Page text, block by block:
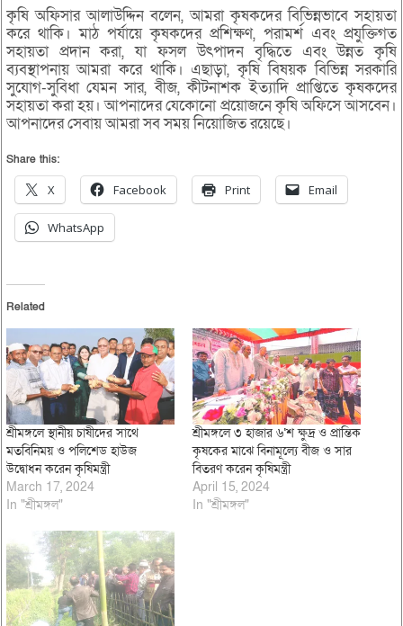
কৃষি অফিসার আলাউদ্দিন বলেন, আমরা কৃষকদের বিভিন্নভাবে সহায়তা
করে থাকি। মাঠ পর্যায়ে কৃষকদের প্রশিক্ষণ, পরামর্শ এবং প্রযুক্তিগত
সহায়তা প্রদান করা, যা ফসল উৎপাদন বৃদ্ধিতে এবং উন্নত কৃষি
ব্যবস্থাপনায় আমরা করে থাকি। এছাড়া, কৃষি বিষয়ক বিভিন্ন সরকারি
সুযোগ-সুবিধা যেমন সার, বীজ, কীটনাশক ইত্যাদি প্রাপ্তিতে কৃষকদের
সহায়তা করা হয়। আপনাদের যেকোনো প্রয়োজনে কৃষি অফিসে আসবেন।
আপনাদের সেবায় আমরা সব সময় নিয়োজিত রয়েছে।
Share this:
X Facebook Print Email
WhatsApp
Related
শ্রীমঙ্গলে স্থানীয় চাষীদের সাথে
মতবিনিময় ও পলিশেড হাউজ
উদ্বোধন করেন কৃষিমন্ত্রী
March 17, 2024
In "শ্রীমঙ্গল"
শ্রীমঙ্গলে ৩ হাজার ৬‘শ ক্ষুদ্র ও প্রান্তিক
কৃষকের মাঝে বিনামূল্যে বীজ ও সার
বিতরণ করেন কৃষিমন্ত্রী
April 15, 2024
In "শ্রীমঙ্গল"